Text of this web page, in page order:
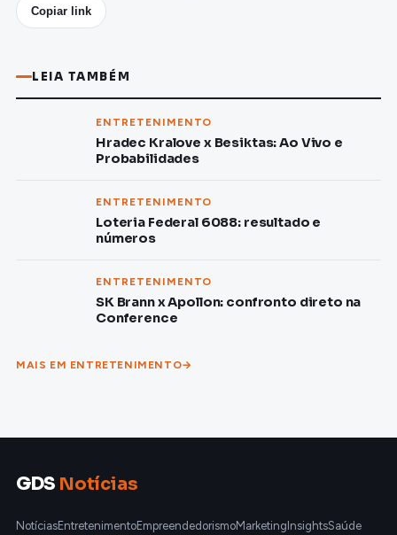
Copiar link
LEIA TAMBÉM
ENTRETENIMENTO
Hradec Kralove x Besiktas: Ao Vivo e
Probabilidades
ENTRETENIMENTO
Loteria Federal 6088: resultado e
números
ENTRETENIMENTO
SK Brann x Apollon: confronto direto na
Conference
MAIS EM ENTRETENIMENTO
GDS Notícias
NotíciasEntretenimentoEmpreendedorismoMarketingInsightsSaúde